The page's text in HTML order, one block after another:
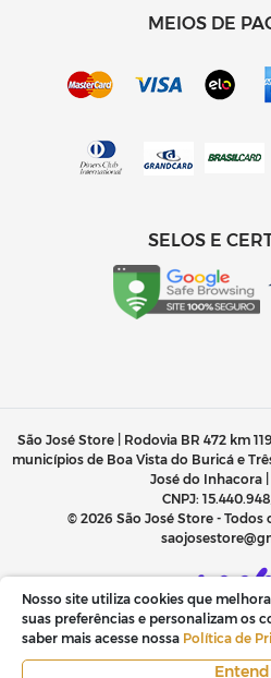
MEIOS DE
SELOS E
São José Store | Rodovia BR 472 km
municípios de Boa Vista do Buricá e
José do Inhacora |
CNPJ:
© 2026 São José Store - Todos
Nosso site utiliza cookies que
suas preferências e personalizam os
saber mais acesse nossa Política de